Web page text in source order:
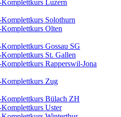
Luzern
Solothurn
Olten
Gossau SG
St. Gallen
Rapperswil-Jona
Zug
Bülach ZH
Uster